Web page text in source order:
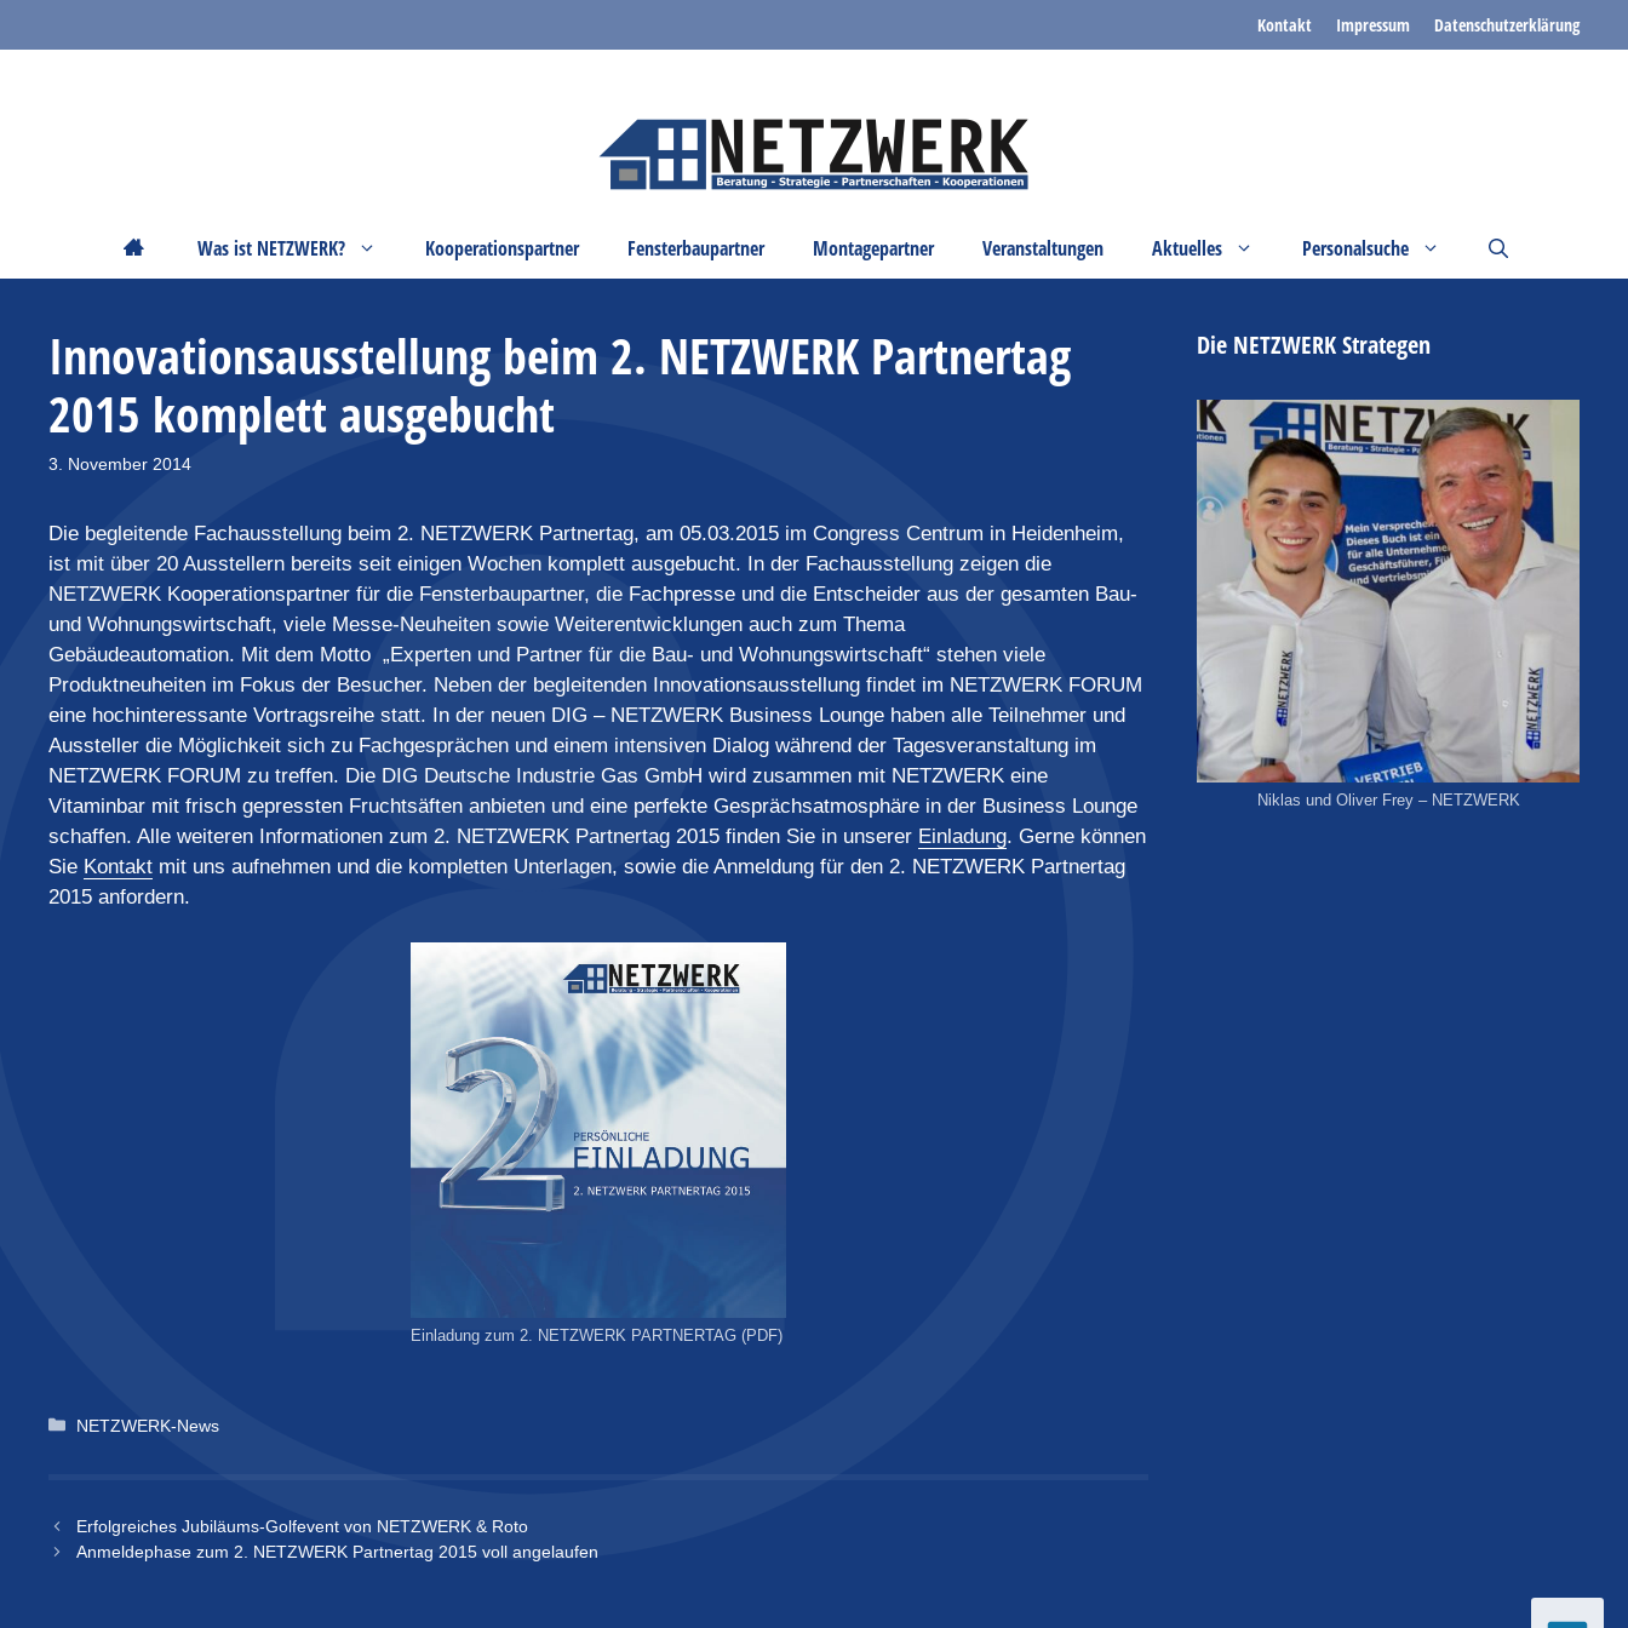
Inhalt
Kontakt Impressum Datenschutzerklärung
StartseiteWas ist NETZWERK? Kooperationspartner Fensterbaupartner Montagepartner Veranstaltungen Aktuelles Personalsuche
Innovationsausstellung beim 2. NETZWERK Partnertag
2015 komplett ausgebucht
3. November 2014
Die begleitende Fachausstellung beim 2. NETZWERK Partnertag, am 05.03.2015 im Congress Centrum in Heidenheim,
ist mit über 20 Ausstellern bereits seit einigen Wochen komplett ausgebucht. In der Fachausstellung zeigen die
NETZWERK Kooperationspartner für die Fensterbaupartner, die Fachpresse und die Entscheider aus der gesamten Bau-
und Wohnungswirtschaft, viele Messe-Neuheiten sowie Weiterentwicklungen auch zum Thema
Gebäudeautomation. Mit dem Motto „Experten und Partner für die Bau- und Wohnungswirtschaft“ stehen viele
Produktneuheiten im Fokus der Besucher. Neben der begleitenden Innovationsausstellung findet im NETZWERK FORUM
eine hochinteressante Vortragsreihe statt. In der neuen DIG – NETZWERK Business Lounge haben alle Teilnehmer und
Aussteller die Möglichkeit sich zu Fachgesprächen und einem intensiven Dialog während der Tagesveranstaltung im
NETZWERK FORUM zu treffen. Die DIG Deutsche Industrie Gas GmbH wird zusammen mit NETZWERK eine
Vitaminbar mit frisch gepressten Fruchtsäften anbieten und eine perfekte Gesprächsatmosphäre in der Business Lounge
schaffen. Alle weiteren Informationen zum 2. NETZWERK Partnertag 2015 finden Sie in unserer Einladung. Gerne können
Sie Kontakt mit uns aufnehmen und die kompletten Unterlagen, sowie die Anmeldung für den 2. NETZWERK Partnertag
2015 anfordern.
Einladung zum 2. NETZWERK PARTNERTAG (PDF)
Kategorien
NETZWERK-News
Erfolgreiches Jubiläums-Golfevent von NETZWERK & Roto
Anmeldephase zum 2. NETZWERK Partnertag 2015 voll angelaufen
Die NETZWERK Strategen
Niklas und Oliver Frey – NETZWERK